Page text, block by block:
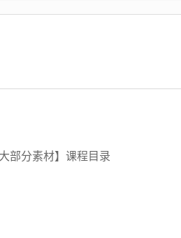
部分素材】课程目录